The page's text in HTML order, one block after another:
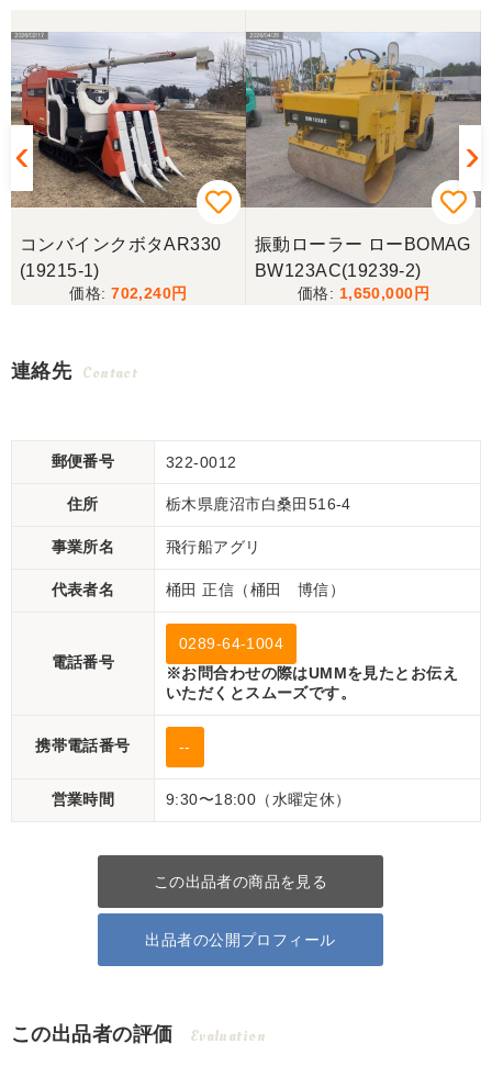
コンバインクボタAR330
(19215-1)
702,240
振動ローラー ローBOMAG
BW123AC(19239-2)
1,650,000
連絡先 Contact
郵便番号 322-0012
住所 栃木県鹿沼市白桑田516-4
事業所名 飛行船アグリ
代表者名 桶田 正信（桶田 博信）
電話番号
0289-64-1004
※お問合わせの際はUMMを見たとお伝え
いただくとスムーズです。
携帯電話番号 --
営業時間 9:30〜18:00（水曜定休）
この出品者の商品を見る
出品者の公開プロフィール
この出品者の評価 Evaluation